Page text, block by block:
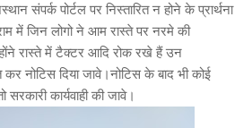
संपर्क पोर्टल पर निस्तारित न होने के प्रार्थना
में जिन लोगो ने आम रास्ते पर नरमे की
रास्ते में टैक्टर आदि रोक रखे हैं उन
कर नोटिस दिया जावे।नोटिस के बाद भी कोई
सरकारी कार्यवाही की जावे।